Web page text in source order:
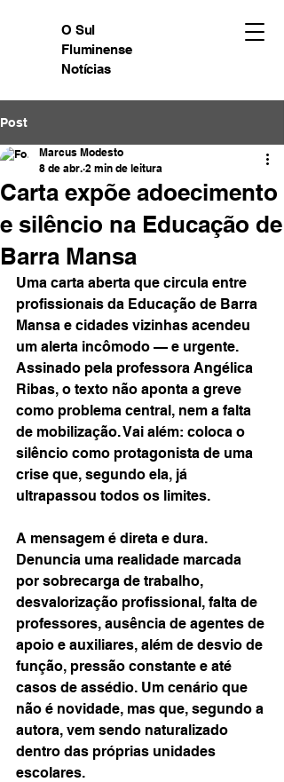
O Sul
Fluminense
Notícias
Post
Carta expõe adoecimento
e silêncio na Educação de
Barra Mansa
Marcus Modesto
8 de abr. 2 min de leitura
Uma carta aberta que circula entre
profissionais da Educação de Barra
Mansa e cidades vizinhas acendeu
um alerta incômodo — e urgente.
Assinado pela professora Angélica
Ribas, o texto não aponta a greve
como problema central, nem a falta
de mobilização. Vai além: coloca o
silêncio como protagonista de uma
crise que, segundo ela, já
ultrapassou todos os limites.
A mensagem é direta e dura.
Denuncia uma realidade marcada
por sobrecarga de trabalho,
desvalorização profissional, falta de
professores, ausência de agentes de
apoio e auxiliares, além de desvio de
função, pressão constante e até
casos de assédio. Um cenário que
não é novidade, mas que, segundo a
autora, vem sendo naturalizado
dentro das próprias unidades
escolares.